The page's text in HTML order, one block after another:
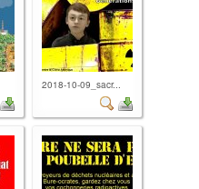
2018-10-09_sacr...